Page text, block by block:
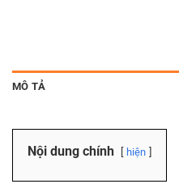
MÔ TẢ
Nội dung chính hiện